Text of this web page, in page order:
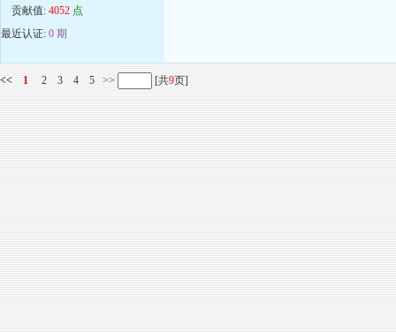
贡献值: 4052 点
最近认证: 0 期
<< 1 2 3 4 5 >> [共9页]